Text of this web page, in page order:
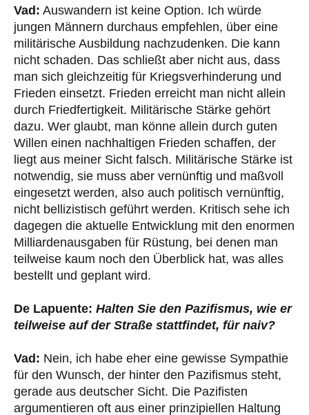
Vad: Auswandern ist keine Option. Ich würde
jungen Männern durchaus empfehlen, über eine
militärische Ausbildung nachzudenken. Die kann
nicht schaden. Das schließt aber nicht aus, dass
man sich gleichzeitig für Kriegsverhinderung und
Frieden einsetzt. Frieden erreicht man nicht allein
durch Friedfertigkeit. Militärische Stärke gehört
dazu. Wer glaubt, man könne allein durch guten
Willen einen nachhaltigen Frieden schaffen, der
liegt aus meiner Sicht falsch. Militärische Stärke ist
notwendig, sie muss aber vernünftig und maßvoll
eingesetzt werden, also auch politisch vernünftig,
nicht bellizistisch geführt werden. Kritisch sehe ich
dagegen die aktuelle Entwicklung mit den enormen
Milliardenausgaben für Rüstung, bei denen man
teilweise kaum noch den Überblick hat, was alles
bestellt und geplant wird.
De Lapuente: Halten Sie den Pazifismus, wie er
teilweise auf der Straße stattfindet, für naiv?
Vad: Nein, ich habe eher eine gewisse Sympathie
für den Wunsch, der hinter den Pazifismus steht,
gerade aus deutscher Sicht. Die Pazifisten
argumentieren oft aus einer prinzipiellen Haltung